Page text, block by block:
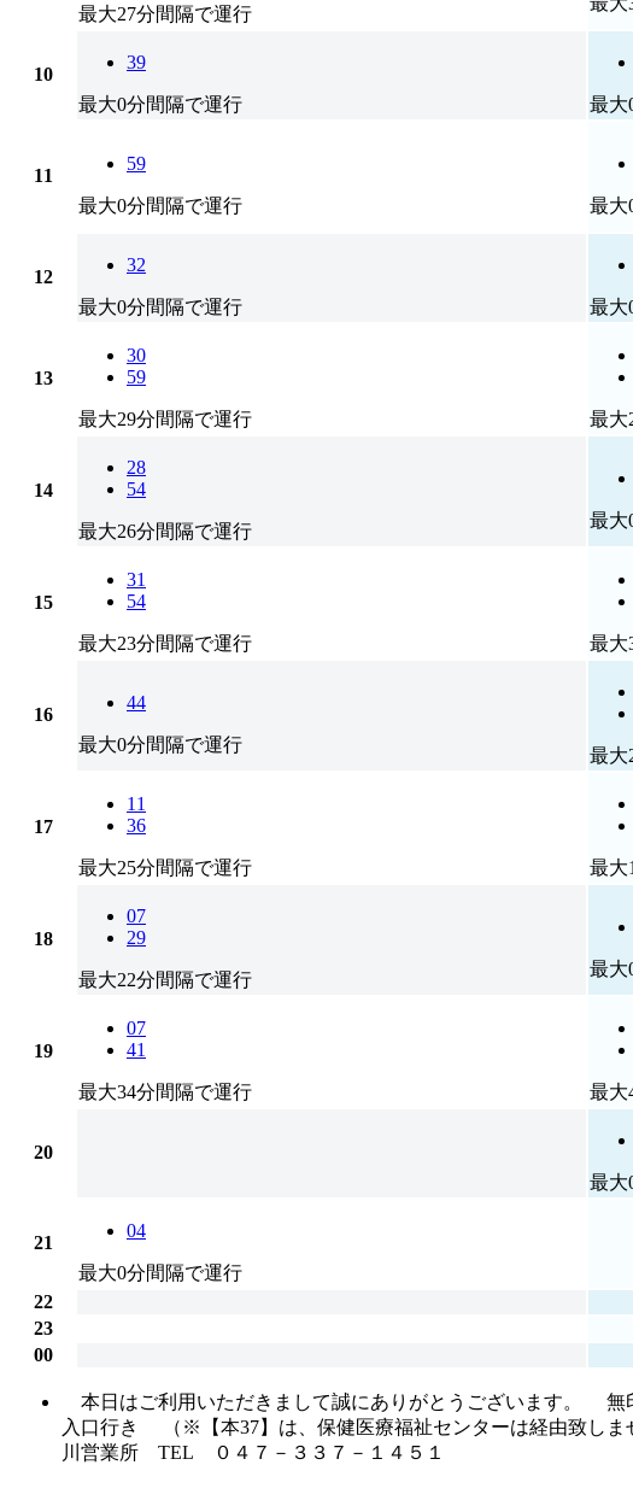
最大27分間隔で運行
10
39
最大0分間隔で運行 最大
11
59
最大0分間隔で運行 最大
12
32
最大0分間隔で運行 最大
13
30
59
最大29分間隔で運行 最大
14
28
54
最大26分間隔で運行
最大
15
31
54
最大23分間隔で運行 最大
16
44
最大0分間隔で運行
最大
17
11
36
最大25分間隔で運行 最大
18
07
29
最大22分間隔で運行
最大
19
07
41
最大34分間隔で運行 最大
20
最大
21
04
最大0分間隔で運行
22
23
00
本日はご利用いただきまして誠にありがとうございます。 無
入口行き （※【本37】は、保健医療福祉センターは経由致し
川営業所 TEL ０４７－３３７－１４５１